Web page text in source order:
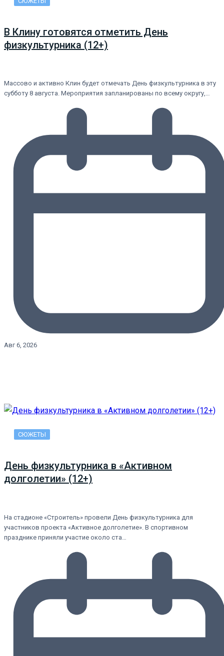
В Клину готовятся отметить День
физкультурника (12+)
Массово и активно Клин будет отмечать День физкультурника в эту
субботу 8 августа. Мероприятия запланированы по всему округу,…
Авг 6, 2026
СЮЖЕТЫ
День физкультурника в «Активном
долголетии» (12+)
На стадионе «Строитель» провели День физкультурника для
участников проекта «Активное долголетие». В спортивном
празднике приняли участие около ста…